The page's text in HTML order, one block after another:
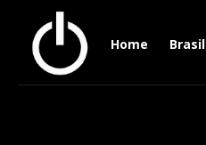
Home Brasil